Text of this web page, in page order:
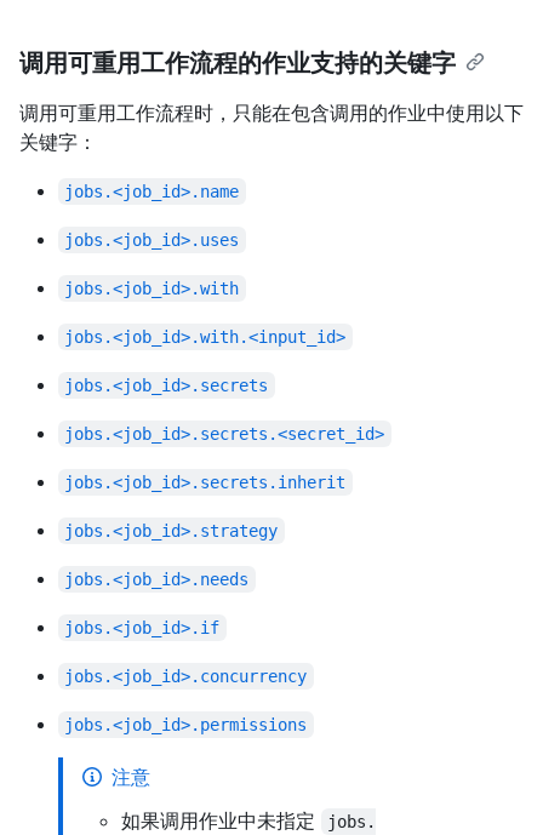
调用可重用工作流程的作业支持的关键字
调用可重用工作流程时，只能在包含调用的作业中使用以下
关键字：
jobs.<job_id>.name
jobs.<job_id>.uses
jobs.<job_id>.with
jobs.<job_id>.with.<input_id>
jobs.<job_id>.secrets
jobs.<job_id>.secrets.<secret_id>
jobs.<job_id>.secrets.inherit
jobs.<job_id>.strategy
jobs.<job_id>.needs
jobs.<job_id>.if
jobs.<job_id>.concurrency
jobs.<job_id>.permissions
注意
如果调用作业中未指定
jobs.